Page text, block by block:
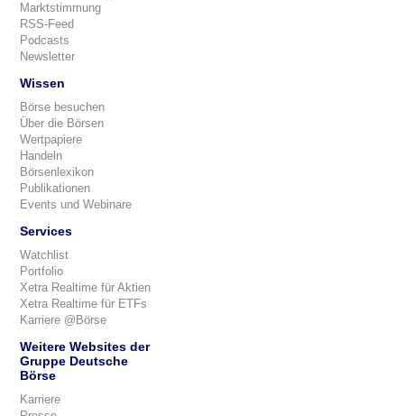
Marktstimmung
RSS-Feed
Podcasts
Newsletter
Wissen
Börse besuchen
Über die Börsen
Wertpapiere
Handeln
Börsenlexikon
Publikationen
Events und Webinare
Services
Watchlist
Portfolio
Xetra Realtime für Aktien
Xetra Realtime für ETFs
Karriere @Börse
Weitere Websites der
Gruppe Deutsche
Börse
Karriere